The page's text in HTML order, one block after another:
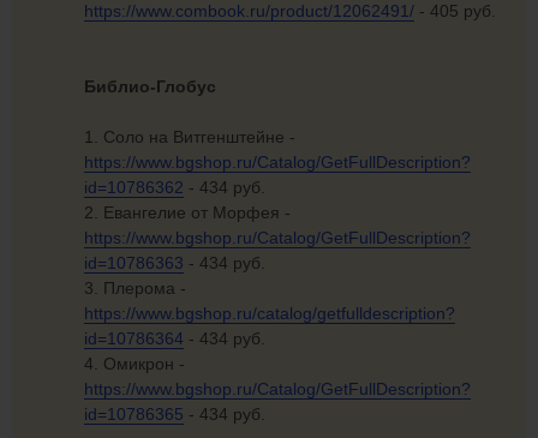
https://www.combook.ru/product/12062491/ - 405 руб.
Библио-Глобус
1. Соло на Витгенштейне -
https://www.bgshop.ru/Catalog/GetFullDescription?
id=10786362 - 434 руб.
2. Евангелие от Морфея -
https://www.bgshop.ru/Catalog/GetFullDescription?
id=10786363 - 434 руб.
3. Плерома -
https://www.bgshop.ru/catalog/getfulldescription?
id=10786364 - 434 руб.
4. Омикрон -
https://www.bgshop.ru/Catalog/GetFullDescription?
id=10786365 - 434 руб.